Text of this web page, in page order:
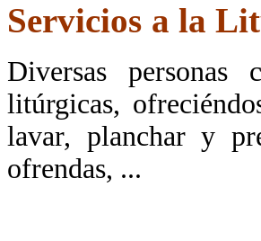
Servicios a la
Diversas personas
litúrgicas,
lavar, planchar y
ofrendas, ...